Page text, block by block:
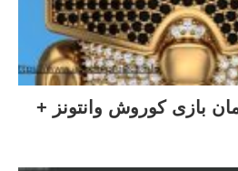
بازی کوروش وانتونز +